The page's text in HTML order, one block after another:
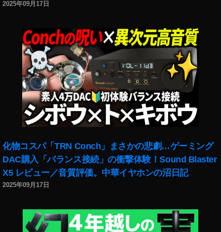
2025年09月17日
化物コスパ「TRN Conch」まさかの悲劇…ゲーミング
DAC購入「バランス接続」の衝撃体験！Sound Blaster
X5 レビュー／音質評価。中華イヤホンの沼日記
2025年09月17日